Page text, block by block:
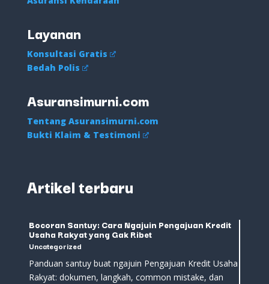
Layanan
Konsultasi Gratis
Bedah Polis
Asuransimurni.com
Tentang Asuransimurni.com
Bukti Klaim & Testimoni
Artikel terbaru
Bocoran Santuy: Cara Ngajuin Pengajuan Kredit
Usaha Rakyat yang Gak Ribet
Uncategorized
Panduan santuy buat ngajuin Pengajuan Kredit Usaha
Rakyat: dokumen, langkah, common mistake, dan